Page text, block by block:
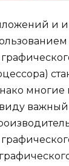
и
многие
важный